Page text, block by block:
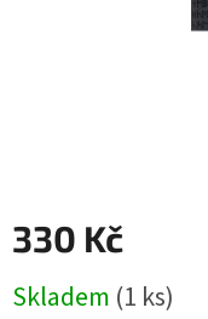
330 Kč
cena:
Skladem (1 ks)